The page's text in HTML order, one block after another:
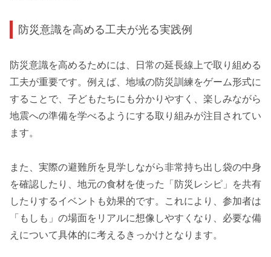
防災意識を高める工夫が光る実践例
防災意識を高めるためには、日常の延長線上で取り組める
工夫が重要です。例えば、地域の防災訓練をゲーム形式に
することで、子どもたちにも分かりやすく、楽しみながら
地震への準備を学べるようにする取り組みが注目されてい
ます。
また、実際の避難所を見学しながら非常持ち出し袋の中身
を確認したり、地元の食材を使った「防災レシピ」を共有
したりするイベントも効果的です。これにより、参加者は
「もしも」の場面をリアルに想像しやすくなり、必要な備
えについて具体的に考えるきっかけとなります。